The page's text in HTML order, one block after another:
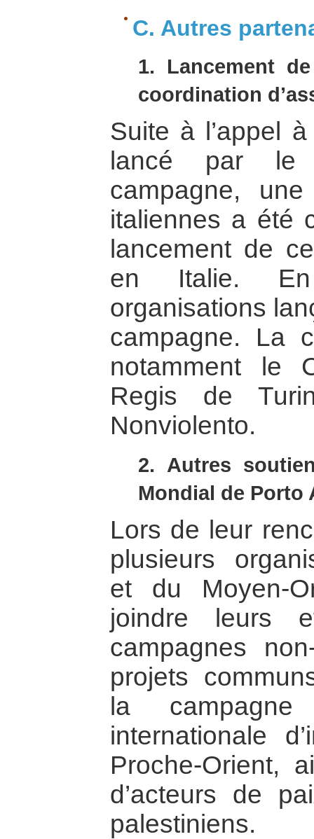
C. Autres
1. Lancement
coordination
Suite à l’appel
lancé par le
campagne, une
italiennes a été
lancement de
en Italie.
organisations
campagne. La
notamment le
Regis de
Nonviolento.
2. Autres
Mondial de Porto
Lors de leur
plusieurs
et du Moyen-
joindre leurs
campagnes
projets
la
internationale
Proche-Orient,
d’acteurs de
palestiniens.